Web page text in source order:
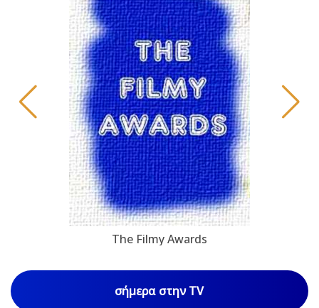
The Filmy Awards
σήμερα στην TV